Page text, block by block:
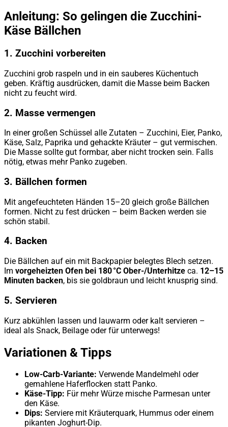
Anleitung: So gelingen die Zucchini-
Käse Bällchen
1. Zucchini vorbereiten
Zucchini grob raspeln und in ein sauberes Küchentuch
geben. Kräftig ausdrücken, damit die Masse beim Backen
nicht zu feucht wird.
2. Masse vermengen
In einer großen Schüssel alle Zutaten – Zucchini, Eier, Panko,
Käse, Salz, Paprika und gehackte Kräuter – gut vermischen.
Die Masse sollte gut formbar, aber nicht trocken sein. Falls
nötig, etwas mehr Panko zugeben.
3. Bällchen formen
Mit angefeuchteten Händen 15–20 gleich große Bällchen
formen. Nicht zu fest drücken – beim Backen werden sie
schön stabil.
4. Backen
Die Bällchen auf ein mit Backpapier belegtes Blech setzen.
Im vorgeheizten Ofen bei 180 °C Ober-/Unterhitze ca. 12–15
Minuten backen, bis sie goldbraun und leicht knusprig sind.
5. Servieren
Kurz abkühlen lassen und lauwarm oder kalt servieren –
ideal als Snack, Beilage oder für unterwegs!
Variationen & Tipps
Low-Carb-Variante: Verwende Mandelmehl oder
gemahlene Haferflocken statt Panko.
Käse-Tipp: Für mehr Würze mische Parmesan unter
den Käse.
Dips: Serviere mit Kräuterquark, Hummus oder einem
pikanten Joghurt-Dip.